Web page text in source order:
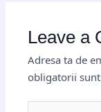
Leave a
Adresa ta de
obligatorii